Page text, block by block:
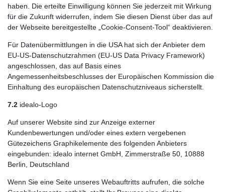
haben. Die erteilte Einwilligung können Sie jederzeit mit Wirkung
für die Zukunft widerrufen, indem Sie diesen Dienst über das auf
der Webseite bereitgestellte „Cookie-Consent-Tool“ deaktivieren.
Für Datenübermittlungen in die USA hat sich der Anbieter dem
EU-US-Datenschutzrahmen (EU-US Data Privacy Framework)
angeschlossen, das auf Basis eines
Angemessenheitsbeschlusses der Europäischen Kommission die
Einhaltung des europäischen Datenschutzniveaus sicherstellt.
7.2 idealo-Logo
Auf unserer Website sind zur Anzeige externer
Kundenbewertungen und/oder eines extern vergebenen
Gütezeichens Graphikelemente des folgenden Anbieters
eingebunden: idealo internet GmbH, Zimmerstraße 50, 10888
Berlin, Deutschland
Wenn Sie eine Seite unseres Webauftritts aufrufen, die solche